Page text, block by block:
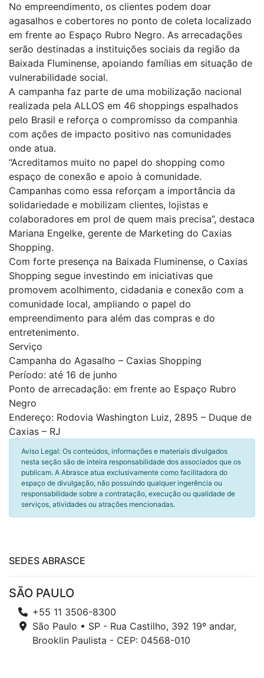
No empreendimento, os clientes podem doar
agasalhos e cobertores no ponto de coleta localizado
em frente ao Espaço Rubro Negro. As arrecadações
serão destinadas a instituições sociais da região da
Baixada Fluminense, apoiando famílias em situação de
vulnerabilidade social.
A campanha faz parte de uma mobilização nacional
realizada pela ALLOS em 46 shoppings espalhados
pelo Brasil e reforça o compromisso da companhia
com ações de impacto positivo nas comunidades
onde atua.
“Acreditamos muito no papel do shopping como
espaço de conexão e apoio à comunidade.
Campanhas como essa reforçam a importância da
solidariedade e mobilizam clientes, lojistas e
colaboradores em prol de quem mais precisa”, destaca
Mariana Engelke, gerente de Marketing do Caxias
Shopping.
Com forte presença na Baixada Fluminense, o Caxias
Shopping segue investindo em iniciativas que
promovem acolhimento, cidadania e conexão com a
comunidade local, ampliando o papel do
empreendimento para além das compras e do
entretenimento.
Serviço
Campanha do Agasalho – Caxias Shopping
Período: até 16 de junho
Ponto de arrecadação: em frente ao Espaço Rubro
Negro
Endereço: Rodovia Washington Luiz, 2895 – Duque de
Caxias – RJ
Aviso Legal: Os conteúdos, informações e materiais divulgados
nesta seção são de inteira responsabilidade dos associados que os
publicam. A Abrasce atua exclusivamente como facilitadora do
espaço de divulgação, não possuindo qualquer ingerência ou
responsabilidade sobre a contratação, execução ou qualidade de
serviços, atividades ou atrações mencionadas.
SEDES ABRASCE
SÃO PAULO
+55 11 3506-8300
São Paulo • SP - Rua Castilho, 392 19º andar,
Brooklin Paulista - CEP: 04568-010